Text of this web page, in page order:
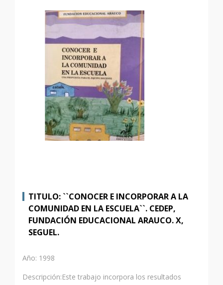
TITULO: ``CONOCER E INCORPORAR A LA
COMUNIDAD EN LA ESCUELA``. CEDEP,
FUNDACIÓN EDUCACIONAL ARAUCO. X,
SEGUEL.
Año: 1998
Descripción:Este trabajo incorpora los resultados